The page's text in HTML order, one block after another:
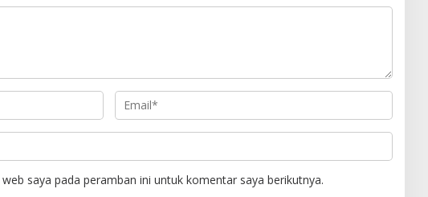
saya pada peramban ini untuk komentar saya berikutnya.